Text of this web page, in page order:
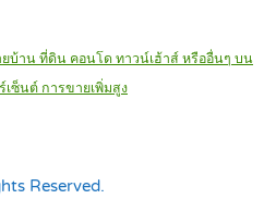
บ้าน ที่ดิน คอนโด ทาวน์เฮ้าส์ หรืออื่นๆ บน
เซ็นต์ การขายเพิ่มสูง
Reserved.